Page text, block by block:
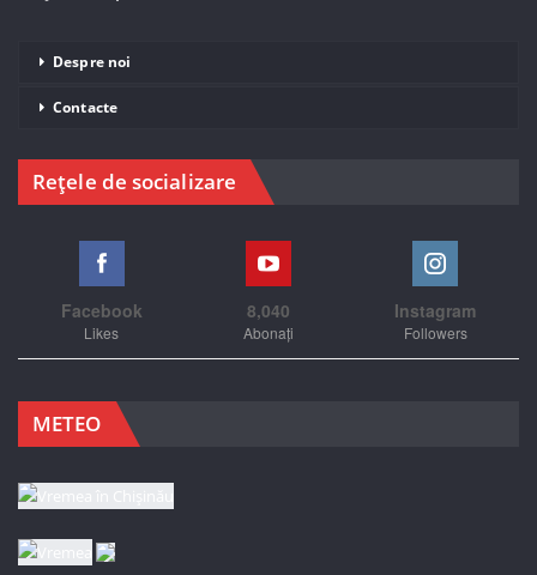
Despre noi
Contacte
Rețele de socializare
Facebook
Likes
8,040
Abonați
Instagram
Followers
METEO